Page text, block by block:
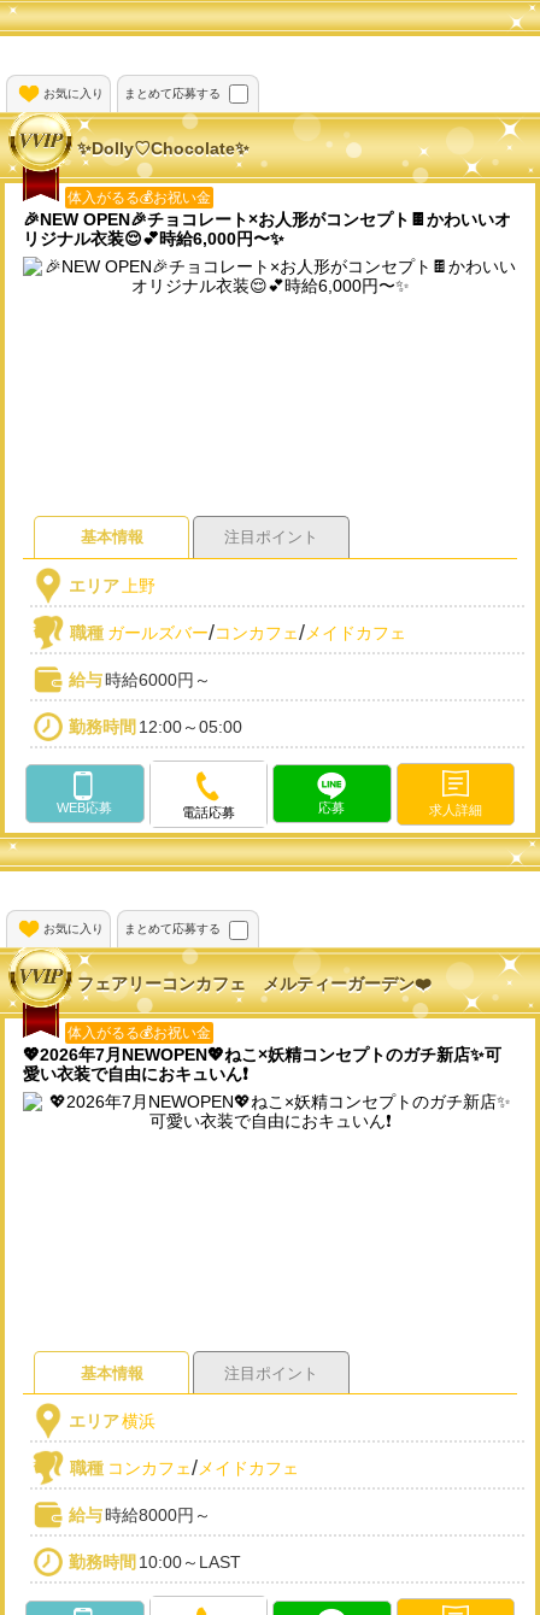
お気に入り まとめて応募する
✨️Dolly♡Chocolate✨️
体入がるる💰お祝い金
🎉NEW OPEN🎉チョコレート×お人形がコンセプト🍫かわいいオ
リジナル衣装😌💕時給6,000円〜✨
基本情報 注目ポイント
エリア 上野
職種 ガールズバー/コンカフェ/ メイドカフェ
給与時給6000円～
勤務時間 12:00～05:00
WEB応募 電話応募 応募 求人詳細
お気に入り まとめて応募する
フェアリーコンカフェ メルティーガーデン❤️
体入がるる💰お祝い金
💖2026年7月NEWOPEN💖ねこ×妖精コンセプトのガチ新店✨可
愛い衣装で自由におキュいん❗
基本情報 注目ポイント
エリア横浜
職種 コンカフェ/メイドカフェ
給与時給8000円～
勤務時間 10:00～LAST